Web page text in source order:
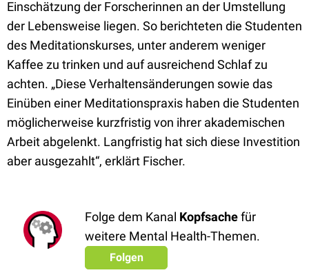
Einschätzung der Forscherinnen an der Umstellung
der Lebensweise liegen. So berichteten die Studenten
des Meditationskurses, unter anderem weniger
Kaffee zu trinken und auf ausreichend Schlaf zu
achten. „Diese Verhaltensänderungen sowie das
Einüben einer Meditationspraxis haben die Studenten
möglicherweise kurzfristig von ihrer akademischen
Arbeit abgelenkt. Langfristig hat sich diese Investition
aber ausgezahlt“, erklärt Fischer.
Folge dem Kanal Kopfsachefür
weitere Mental Health-Themen.
Folgen